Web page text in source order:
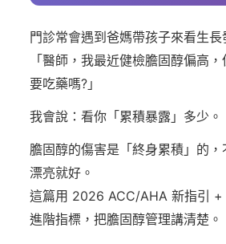
門診常會遇到爸媽帶孩子來看生長
「醫師，我最近健檢膽固醇偏高
要吃藥嗎?」
我會說：看你「累積暴露」多少。
膽固醇的傷害是「終身累積」的
漂亮就好。
這篇用 2026 ACC/AHA 新指引
進階指標，把膽固醇管理講清楚。